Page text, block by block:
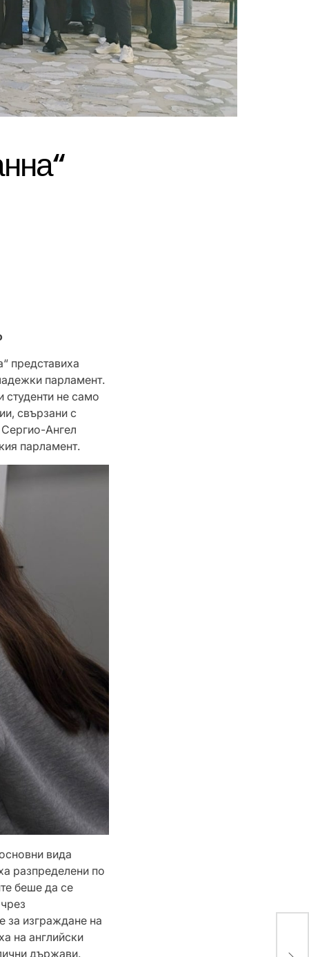
представиха
парламент.
не само
свързани с
Ангел
парламент.
вида
разпределени по
беше да се
за изграждане на
на английски
държави.
на